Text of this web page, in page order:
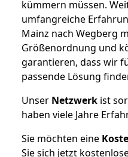
kümmern müssen.
umfangreiche
Mainz nach Wegberg
Größenordnung und
garantieren, dass wir
passende Lösung
Unser Netzwerk ist
haben viele Jahre
Sie möchten eine
Sie sich jetzt